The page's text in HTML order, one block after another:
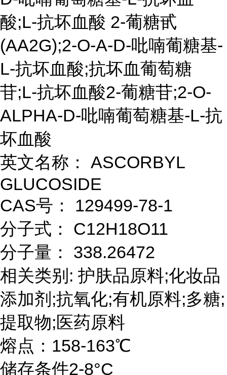
酸;L-抗坏血酸 2-葡糖甙
(AA2G);2-O-Α-D-吡喃葡糖基-
L-抗坏血酸;抗坏血葡萄糖
苷;L-抗坏血酸2-葡糖苷;2-O-
ALPHA-D-吡喃葡萄糖基-L-抗
坏血酸
英文名称： ASCORBYL
GLUCOSIDE
CAS号： 129499-78-1
分子式： C12H18O11
分子量： 338.26472
相关类别: 护肤品原料;化妆品
添加剂;抗氧化;有机原料;多糖;
提取物;医药原料
熔点：158-163℃
储存条件2-8°C